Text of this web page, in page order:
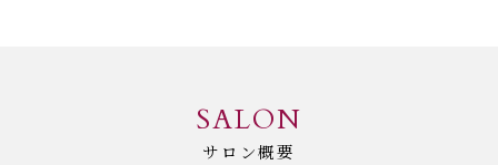
サロン概要
SALON